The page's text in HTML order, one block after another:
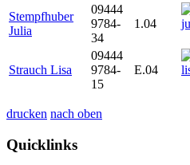
Stempfhuber
Julia
09444
9784-
34
1.04
Strauch Lisa
09444
9784-
15
E.04
drucken nach oben
Quicklinks